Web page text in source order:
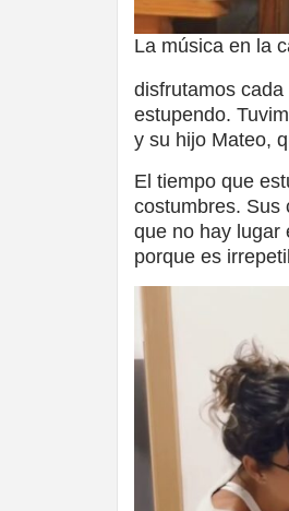
La música en la
disfrutamos
estupendo.
y su hijo Mateo,
El tiempo que
costumbres. Sus
que no hay lugar
porque es